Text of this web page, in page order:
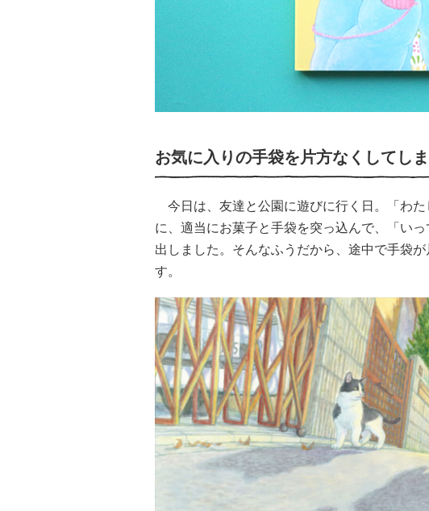
お気に入りの手袋を片方なくしてし
今日は、友達と公園に遊びに行く日。「わ
に、適当にお菓子と手袋を突っ込んで、「い
出しました。そんなふうだから、途中で手袋
す。